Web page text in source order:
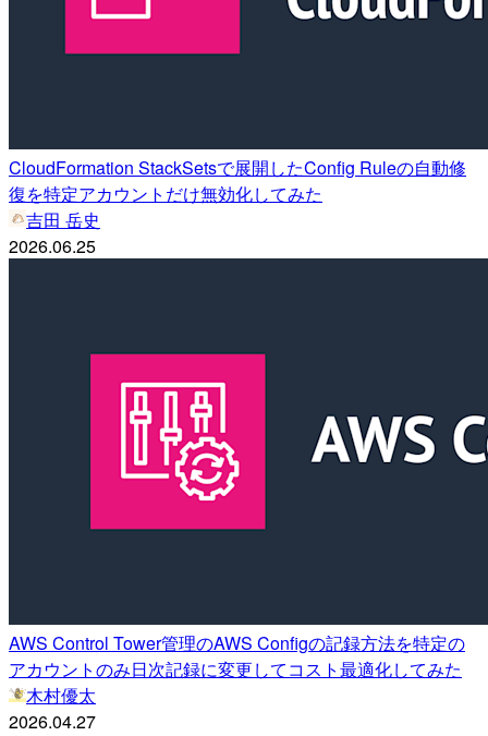
CloudFormation StackSetsで展開したConfig Ruleの自動修
復を特定アカウントだけ無効化してみた
吉田 岳史
2026.06.25
AWS Control Tower管理のAWS Configの記録方法を特定の
アカウントのみ日次記録に変更してコスト最適化してみた
木村優太
2026.04.27